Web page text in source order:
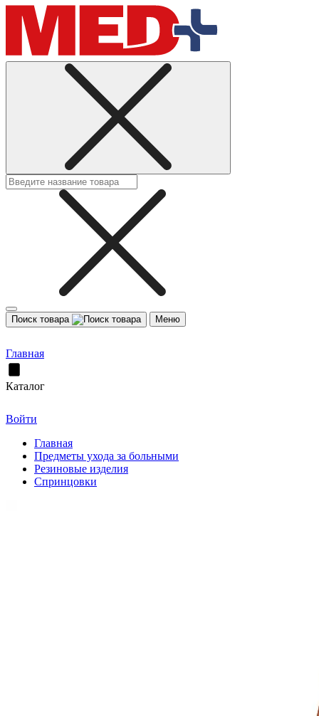
Поиск товара Меню
Главная
Каталог
Войти
Главная
Предметы ухода за больными
Резиновые изделия
Спринцовки